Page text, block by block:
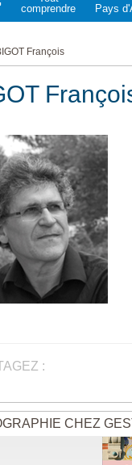
comprendre
Pays
François
:
CHEZ